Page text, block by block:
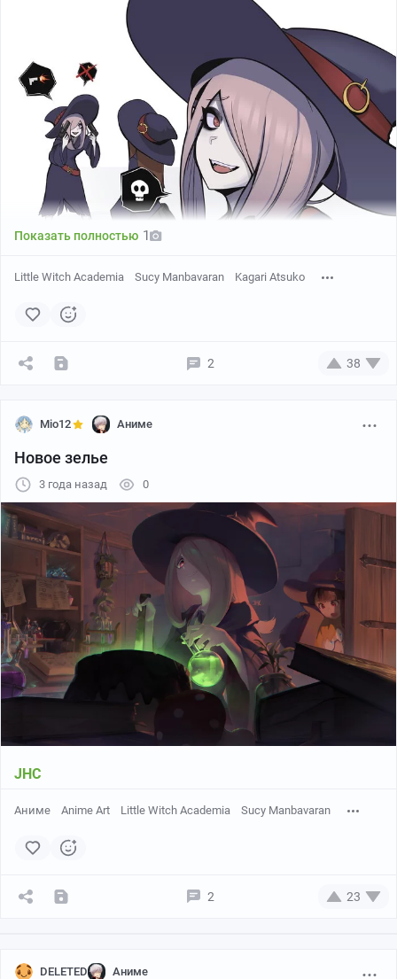
Показать полностью 1
Little Witch Academia Sucy Manbavaran Kagari Atsuko
2 38
Mio12 Аниме
Новое зелье
3 года назад 0
JHC
Аниме Anime Art Little Witch Academia Sucy Manbavaran
2 23
DELETED Аниме